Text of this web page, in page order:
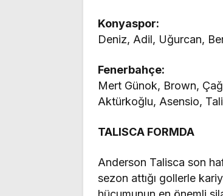
Konyaspor:
Deniz, Adil, Uğurcan,
Fenerbahçe:
Mert Günok, Brown,
Aktürkoğlu, Asensio,
TALISCA FORMDA
Anderson Talisca son
sezon attığı gollerle